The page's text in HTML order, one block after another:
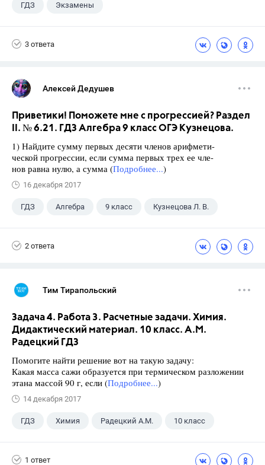
ГДЗ Экзамены
3 ответа
Алексей Дедушев
Приветики! Поможете мне с прогрессией? Раздел
II. № 6.21. ГДЗ Алгебра 9 класс ОГЭ Кузнецова.
1) Найдите сумму первых десяти членов арифмети-
ческой прогрессии, если сумма первых трех ее чле-
нов равна нулю, а сумма (Подробнее...)
16 декабря 2017
ГДЗ Алгебра 9 класс Кузнецова Л. В.
2 ответа
Тим Тирапольский
Задача 4. Работа 3. Расчетные задачи. Химия.
Дидактический материал. 10 класс. А.М.
Радецкий ГДЗ
Помогите найти решение вот на такую задачу:
Какая масса сажи образуется при термическом разложении
этана массой 90 г, если (Подробнее...)
14 декабря 2017
ГДЗ Химия Радецкий А.М. 10 класс
1 ответ